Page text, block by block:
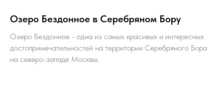
Озеро Бездонное в Серебряном Бору
Озеро Бездонное - одна из самых красивых и интересных
достопримечательностей на территории Серебряного Бора
на северо-западе Москвы.